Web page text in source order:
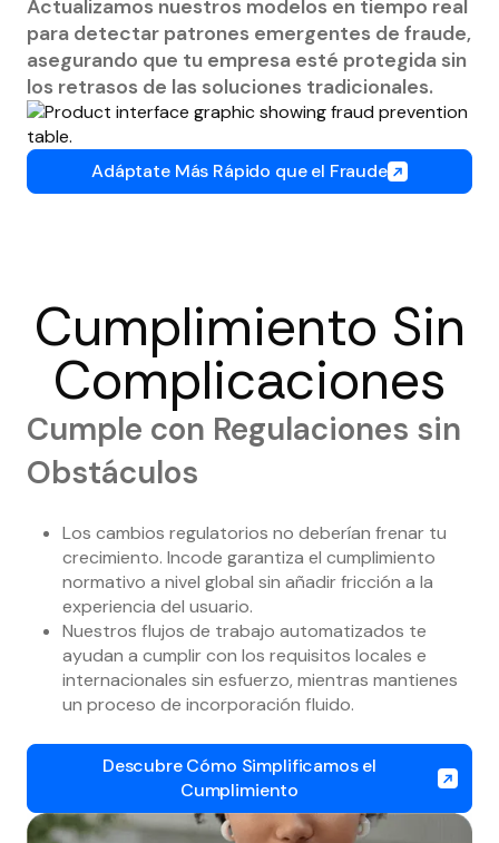
Actualizamos nuestros modelos en tiempo real
para detectar patrones emergentes de fraude,
asegurando que tu empresa esté protegida sin
los retrasos de las soluciones tradicionales.
Adáptate Más Rápido que el Fraude
Cumplimiento Sin
Complicaciones
Cumple con Regulaciones sin
Obstáculos
Los cambios regulatorios no deberían frenar tu
crecimiento. Incode garantiza el cumplimiento
normativo a nivel global sin añadir fricción a la
experiencia del usuario.
Nuestros flujos de trabajo automatizados te
ayudan a cumplir con los requisitos locales e
internacionales sin esfuerzo, mientras mantienes
un proceso de incorporación fluido.
Descubre Cómo Simplificamos el
Cumplimiento